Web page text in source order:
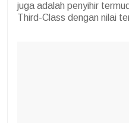
juga adalah penyihir
Third-Class dengan nilai